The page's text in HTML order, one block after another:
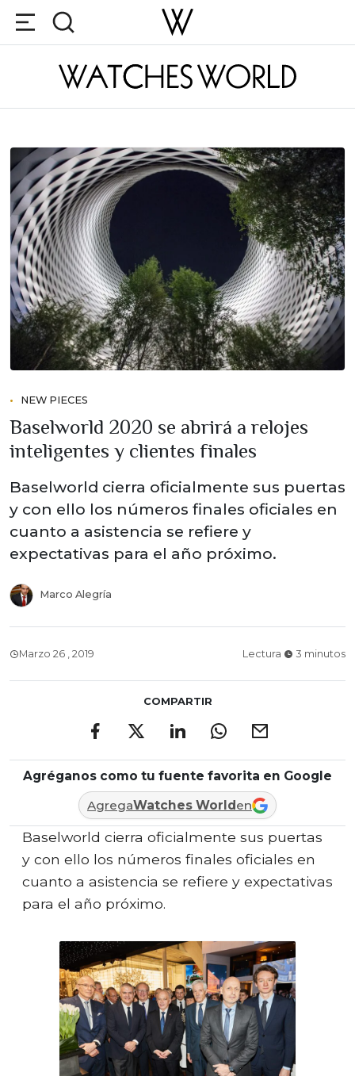
NEW PIECES
Baselworld 2020 se abrirá a relojes
inteligentes y clientes finales
Baselworld cierra oficialmente sus puertas
y con ello los números finales oficiales en
cuanto a asistencia se refiere y
expectativas para el año próximo.
Marco Alegría
Marzo 26 , 2019 Lectura 3 minutos
COMPARTIR
Agréganos como tu fuente favorita en Google
AgregaWatches World en
Baselworld cierra oficialmente sus puertas
y con ello los números finales oficiales en
cuanto a asistencia se refiere y expectativas
para el año próximo.